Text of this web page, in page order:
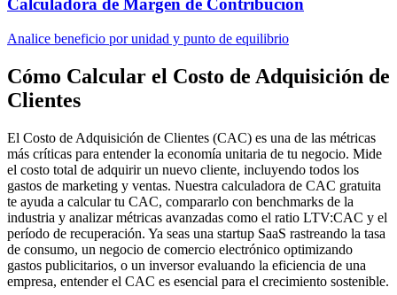
Calculadora de Margen de Contribución
Analice beneficio por unidad y punto de equilibrio
Cómo Calcular el Costo de Adquisición de
Clientes
El Costo de Adquisición de Clientes (CAC) es una de las métricas
más críticas para entender la economía unitaria de tu negocio. Mide
el costo total de adquirir un nuevo cliente, incluyendo todos los
gastos de marketing y ventas. Nuestra calculadora de CAC gratuita
te ayuda a calcular tu CAC, compararlo con benchmarks de la
industria y analizar métricas avanzadas como el ratio LTV:CAC y el
período de recuperación. Ya seas una startup SaaS rastreando la tasa
de consumo, un negocio de comercio electrónico optimizando
gastos publicitarios, o un inversor evaluando la eficiencia de una
empresa, entender el CAC es esencial para el crecimiento sostenible.